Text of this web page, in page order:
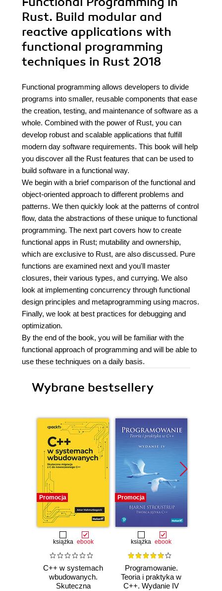
Rust. Build modular and
reactive applications with
functional programming
techniques in Rust 2018
Functional programming allows developers to divide
programs into smaller, reusable components that ease
the creation, testing, and maintenance of software as a
whole. Combined with the power of Rust, you can
develop robust and scalable applications that fulfill
modern day software requirements. This book will help
you discover all the Rust features that can be used to
build software in a functional way.
We begin with a brief comparison of the functional and
object-oriented approach to different problems and
patterns. We then quickly look at the patterns of control
flow, data the abstractions of these unique to functional
programming. The next part covers how to create
functional apps in Rust; mutability and ownership,
which are exclusive to Rust, are also discussed. Pure
functions are examined next and you'll master
closures, their various types, and currying. We also
look at implementing concurrency through functional
design principles and metaprogramming using macros.
Finally, we look at best practices for debugging and
optimization.
By the end of the book, you will be familiar with the
functional approach of programming and will be able to
use these techniques on a daily basis.
Wybrane bestsellery
Promocja
książka ebook
C++ w systemach
wbudowanych.
Skuteczna
Promocja
książka ebook
Programowanie.
Teoria i praktyka w
C++. Wydanie IV